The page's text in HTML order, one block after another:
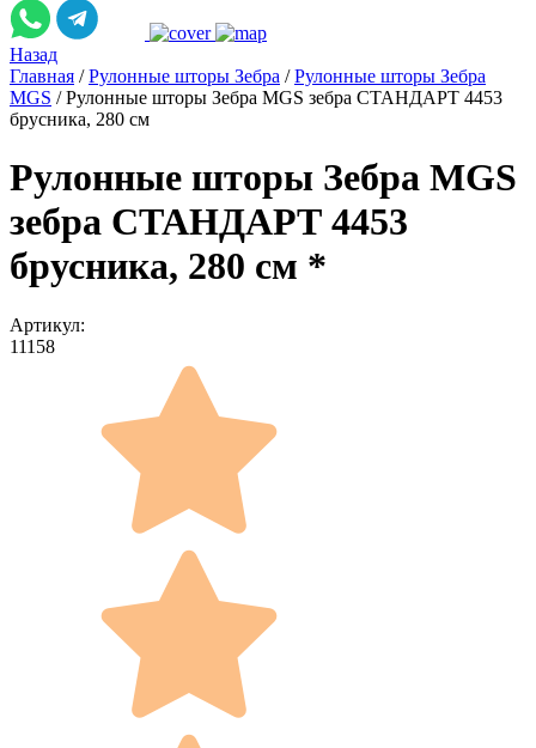
Назад
Главная / Рулонные шторы Зебра / Рулонные шторы Зебра
MGS / Рулонные шторы Зебра MGS зебра СТАНДАРТ 4453
брусника, 280 см
Рулонные шторы Зебра MGS
зебра СТАНДАРТ 4453
брусника, 280 см *
Артикул:
11158